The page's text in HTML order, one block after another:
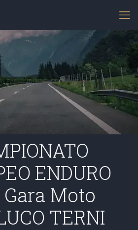
ENDURO
Gara Moto
TERNI